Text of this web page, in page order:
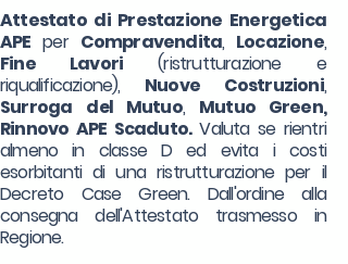
Attestato di Prestazione Energetica
APE per Compravendita, Locazione,
Fine Lavori (ristrutturazione e
riqualificazione), Nuove Costruzioni,
Surroga
del Mutuo, Mutuo Green,
Rinnovo APE Scaduto.Valuta se rientri
almeno in classe D ed evita i costi
esorbitanti di una ristrutturazione per il
Decreto Case Green. Dall'ordine alla
consegna dell'Attestato trasmesso in
Regione.